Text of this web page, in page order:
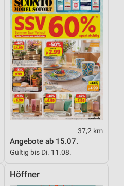
37,2 km
Angebote ab 15.07.
Gültig bis Di. 11.08.
Höffner